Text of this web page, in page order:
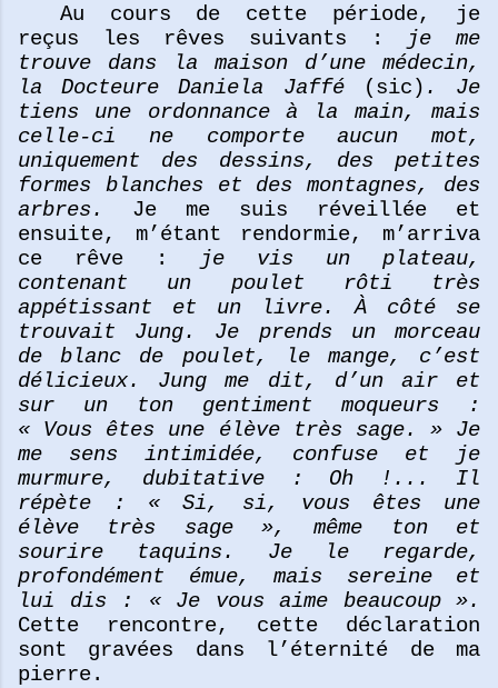
Au cours de cette période, je
reçus les rêves suivants :
je me
trouve dans la maison d’une médecin,
la Docteure Daniela Jaffé
(sic) . Je
tiens une ordonnance à la main, mais
celle-ci ne comporte aucun mot,
uniquement des dessins, des petites
formes blanches et des montagnes, des
arbres.
Je me suis réveillée et
ensuite, m’étant rendormie, m’arriva
ce rêve :
je vis un plateau,
contenant un poulet rôti très
appétissant et un livre. À côté se
trouvait Jung. Je prends un morceau
de blanc de poulet, le mange, c’est
délicieux. Jung me dit, d’un air et
sur un ton gentiment moqueurs :
« Vous êtes une élève très sage. » Je
me sens intimidée, confuse et je
murmure, dubitative : Oh !... Il
répète : « Si, si, vous êtes une
élève très sage », même ton et
sourire taquins. Je le regarde,
profondément émue, mais sereine et
lui dis : « Je vous aime beaucoup ».
Cette rencontre, cette déclaration
sont gravées dans l’éternité de ma
pierre.